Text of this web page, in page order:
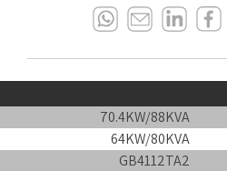
70.4KW/88KVA
64KW/80KVA
GB4112TA2